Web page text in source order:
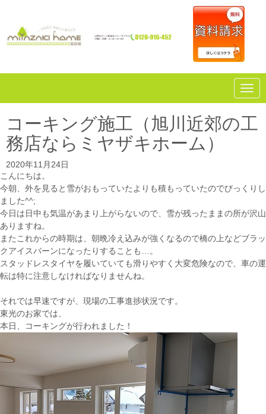
N
a
i
コーキング施工（旭川近郊の工
務店ならミヤザキホーム）
2020年11月24日
こんにちは。
今朝、外を見ると雪がおもっていたよりも積もっていたのでびっくりし
ました^^;
今日は日中も気温があまり上がらないので、雪が残ったままの所が沢山
ありますね。
またこれからの時期は、朝晩冷え込みが強くなるので橋の上などブラッ
クアイスバーンになったりすることも…。
スタッドレスタイヤを履いていても滑りやすく大変危険なので、車の運
転は特に注意しなければなりませんね。
それでは早速ですが、現場の工事進捗状況です。
東光のお家では、
本日、コーキングが行われました！